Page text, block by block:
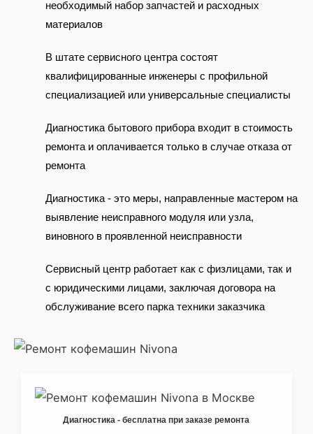
необходимый набор запчастей и расходных
материалов
В штате сервисного центра состоят
квалифицированные инженеры с профильной
специализацией или универсальные специалисты
Диагностика бытового прибора входит в стоимость
ремонта и оплачивается только в случае отказа от
ремонта
Диагностика - это меры, направленные мастером на
выявление неисправного модуля или узла,
виновного в проявленной неисправности
Сервисный центр работает как с физлицами, так и
с юридическими лицами, заключая договора на
обслуживание всего парка техники заказчика
Диагностика - бесплатна при заказе ремонта